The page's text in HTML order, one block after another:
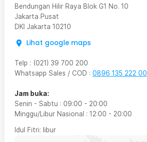
Bendungan Hilir Raya Blok G1 No. 10
Jakarta Pusat
DKI Jakarta 10210
Lihat google maps
Telp : (021) 39 700 200
Whatsapp Sales / COD : 0896 135 222 00
Jam buka:
Senin - Sabtu : 09:00 - 20:00
Minggu/Libur Nasional : 12:00 - 20:00
Idul Fitri: libur